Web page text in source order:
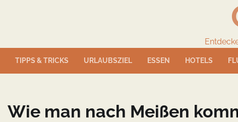
TIPPS & TRICKS URLAUBSZIEL ESSEN HOTELS
Wie man nach Meißen